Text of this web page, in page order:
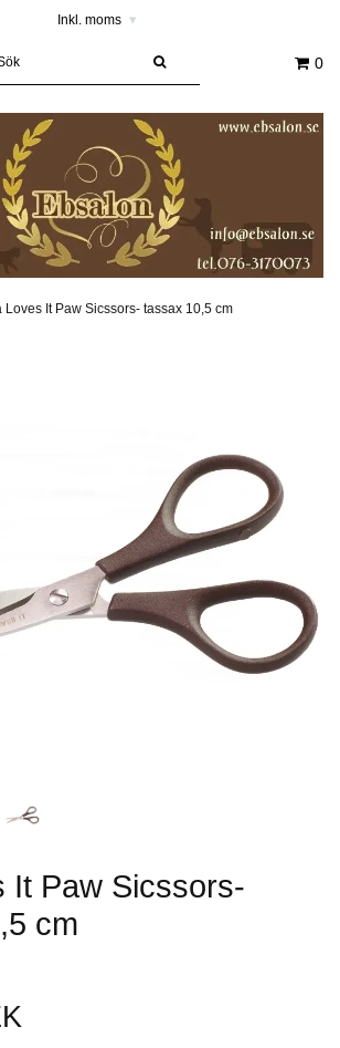
Inkl. moms ▾
0
Loves It Paw Sicssors- tassax 10,5 cm
It Paw Sicssors-
cm